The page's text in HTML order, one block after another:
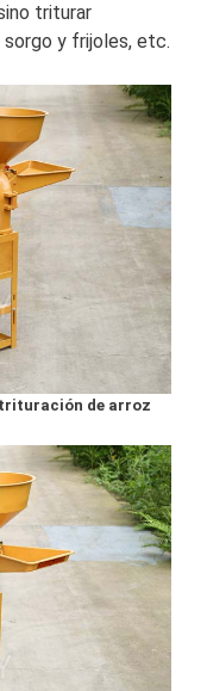
triturar
y frijoles, etc.
de arroz